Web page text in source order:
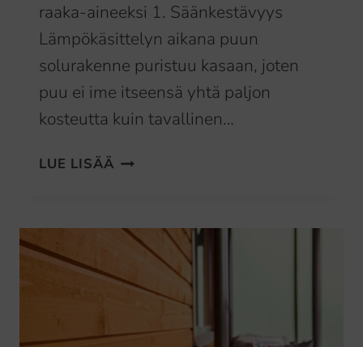
raaka-aineeksi 1. Säänkestävyys
Lämpökäsittelyn aikana puun
solurakenne puristuu kasaan, joten
puu ei ime itseensä yhtä paljon
kosteutta kuin tavallinen…
LUE LISÄÄ LÄMPÖKÄSITELTY